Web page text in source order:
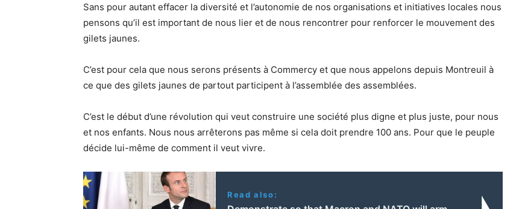
Sans pour autant effacer la diversité et l’autonomie de nos organisations et initiatives locales nous
pensons qu’il est important de nous lier et de nous rencontrer pour renforcer le mouvement des
gilets jaunes.
C’est pour cela que nous serons présents à Commercy et que nous appelons depuis Montreuil à
ce que des gilets jaunes de partout participent à l’assemblée des assemblées.
C’est le début d’une révolution qui veut construire une société plus digne et plus juste, pour nous
et nos enfants. Nous nous arrêterons pas même si cela doit prendre 100 ans. Pour que le peuple
décide lui-même de comment il veut vivre.
Read also: